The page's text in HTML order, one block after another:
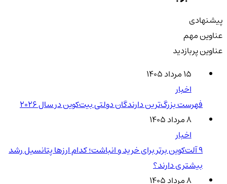
پیشنهادی
عناوین مهم
عناوین پربازدید
۱۵ مرداد ۱۴۰۵
اخبار
فهرست بزرگ‌ترین دارندگان دولتی بیت‌کوین در سال 2026
۸ مرداد ۱۴۰۵
اخبار
۹ آلت‌کوین برتر برای خرید و انباشت؛ کدام ارزها پتانسیل رشد
بیشتری دارند؟
۸ مرداد ۱۴۰۵